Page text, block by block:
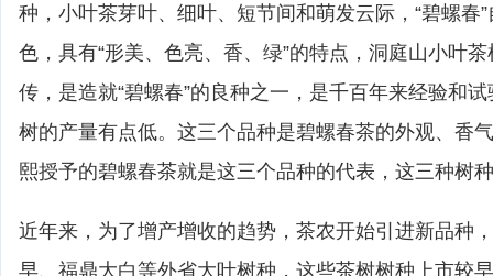
种，小叶茶芽叶、细叶、短节间和萌发云际，“碧螺春
色，具有“形美、色亮、香、绿”的特点，洞庭山小叶
传，是造就“碧螺春”的良种之一，是千百年来经验和
树的产量有点低。这三个品种是碧螺春茶的外观、香
熙授予的碧螺春茶就是这三个品种的代表，这三种树
近年来，为了增产增收的趋势，茶农开始引进新品种
早、福鼎大白等外省大叶树种，这些茶树树种上市较